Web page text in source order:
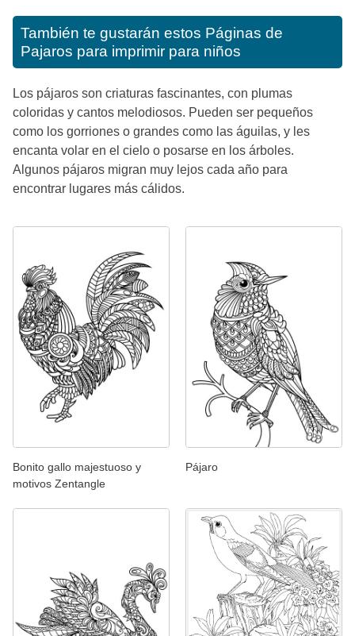
También te gustarán estos Páginas de
Pajaros para imprimir para niños
Los pájaros son criaturas fascinantes, con plumas
coloridas y cantos melodiosos. Pueden ser pequeños
como los gorriones o grandes como las águilas, y les
encanta volar en el cielo o posarse en los árboles.
Algunos pájaros migran muy lejos cada año para
encontrar lugares más cálidos.
Bonito gallo majestuoso y
motivos Zentangle
Pájaro